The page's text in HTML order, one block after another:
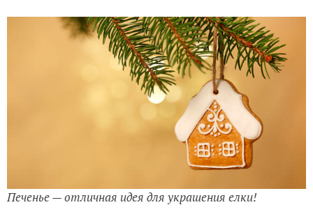
Печенье — отличная идея для украшения елки!